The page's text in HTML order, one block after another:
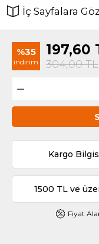
İç Sayfalara
%35
indirim
197,60
304,00TL
Kargo
1500 TL ve
Fiyat